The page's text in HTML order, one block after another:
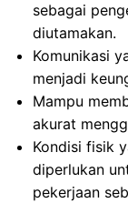
sebagai
diutamakan.
Komunikasi
menjadi
Mampu
akurat
Kondisi fisik
diperlukan
pekerjaan